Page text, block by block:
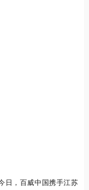
日，百威中国携手江苏